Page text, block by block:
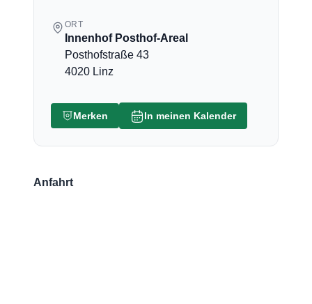
ORT
Innenhof Posthof-Areal
Posthofstraße 43
4020 Linz
Merken In meinen Kalender
Anfahrt